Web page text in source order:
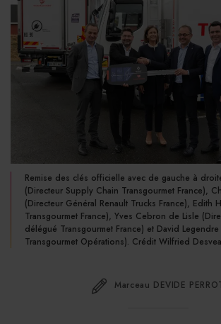
Remise des clés officielle avec de gauche à
(Directeur Supply Chain Transgourmet France),
(Directeur Général Renault Trucks France), Edith
Transgourmet France), Yves Cebron de Lisle
délégué Transgourmet France) et David
Transgourmet Opérations). Crédit Wilfried
Marceau DEVIDE